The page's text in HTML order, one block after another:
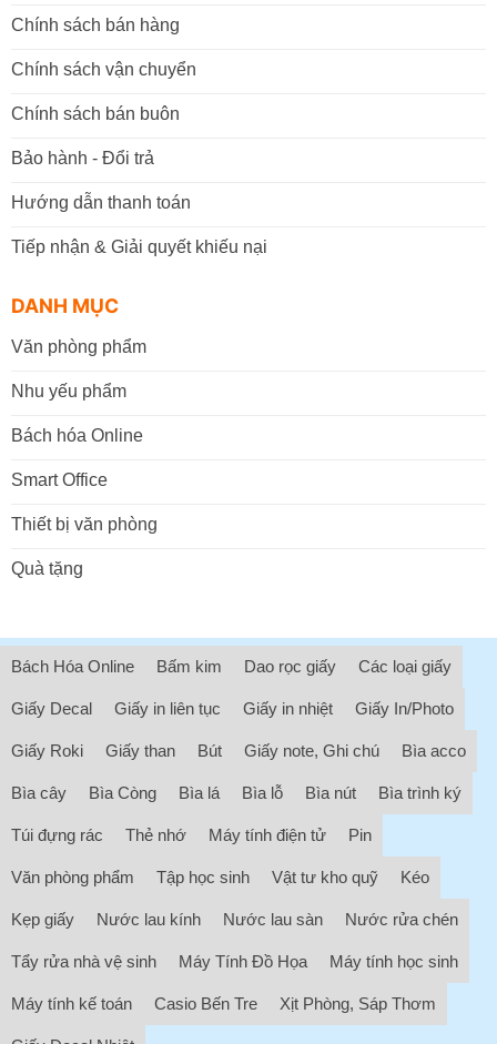
Chính sách bán hàng
Chính sách vận chuyển
Chính sách bán buôn
Bảo hành - Đổi trả
Hướng dẫn thanh toán
Tiếp nhận & Giải quyết khiếu nại
DANH MỤC
Văn phòng phẩm
Nhu yếu phẩm
Bách hóa Online
Smart Office
Thiết bị văn phòng
Quà tặng
Bách Hóa Online Bấm kim Dao rọc giấy Các loại giấy
Giấy Decal Giấy in liên tục Giấy in nhiệt Giấy In/Photo
Giấy Roki Giấy than Bút Giấy note, Ghi chú Bìa acco
Bìa cây Bìa Còng Bìa lá Bìa lỗ Bìa nút Bìa trình ký
Túi đựng rác Thẻ nhớ Máy tính điện tử Pin
Văn phòng phẩm Tập học sinh Vật tư kho quỹ Kéo
Kẹp giấy Nước lau kính Nước lau sàn Nước rửa chén
Tẩy rửa nhà vệ sinh Máy Tính Đồ Họa Máy tính học sinh
Máy tính kế toán Casio Bến Tre Xịt Phòng, Sáp Thơm